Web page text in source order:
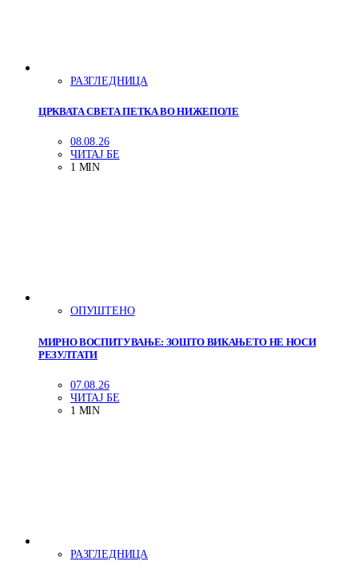
РАЗГЛЕДНИЦА
ЦРКВАТА СВЕТА ПЕТКА ВО НИЖЕПОЛЕ
08.08.26
ЧИТАЈ БЕ
1 MIN
ОПУШТЕНО
МИРНО ВОСПИТУВАЊЕ: ЗОШТО ВИКАЊЕТО НЕ НОСИ
РЕЗУЛТАТИ
07.08.26
ЧИТАЈ БЕ
1 MIN
РАЗГЛЕДНИЦА